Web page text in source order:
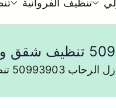
تنظيف منازل
تنظيف الفروانية
تنظيف شقق وفلل وعفش الرحاب